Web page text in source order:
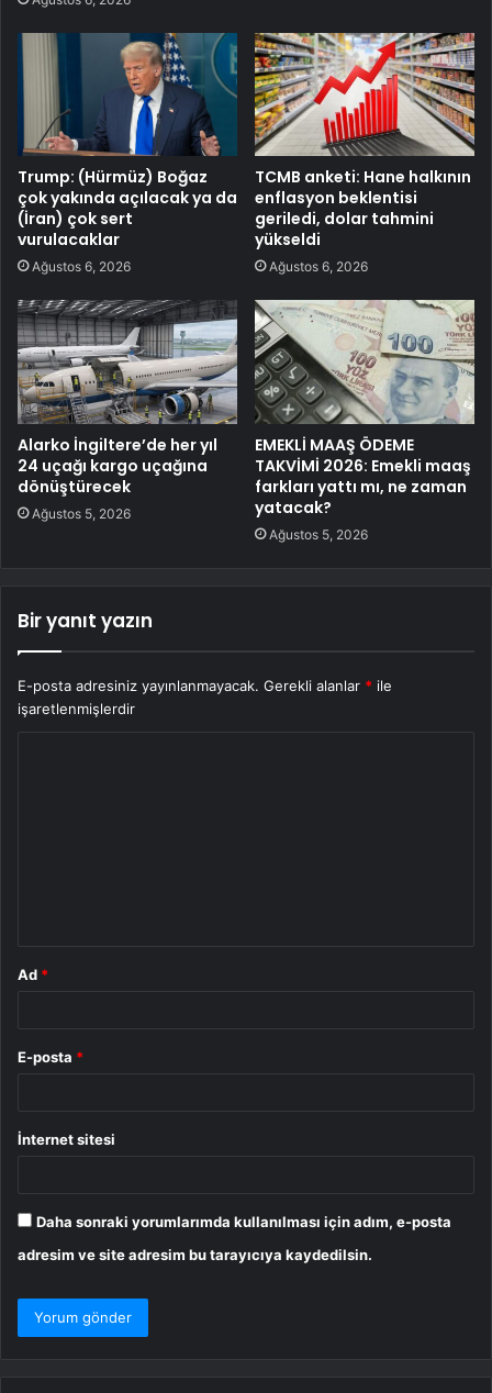
Trump: (Hürmüz) Boğaz
çok yakında açılacak ya da
(İran) çok sert
vurulacaklar
Ağustos 6, 2026
TCMB anketi: Hane halkının
enflasyon beklentisi
geriledi, dolar tahmini
yükseldi
Ağustos 6, 2026
Alarko İngiltere’de her yıl
24 uçağı kargo uçağına
dönüştürecek
Ağustos 5, 2026
EMEKLİ MAAŞ ÖDEME
TAKVİMİ 2026: Emekli maaş
farkları yattı mı, ne zaman
yatacak?
Ağustos 5, 2026
Bir yanıt yazın
E-posta adresiniz yayınlanmayacak. Gerekli alanlar * ile
işaretlenmişlerdir
Ad *
E-posta *
İnternet sitesi
Daha sonraki yorumlarımda kullanılması için adım, e-posta
adresim ve site adresim bu tarayıcıya kaydedilsin.